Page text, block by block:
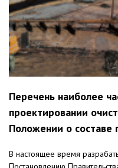
Перечень наиболее
проектировании
Положении о составе
В настоящее время